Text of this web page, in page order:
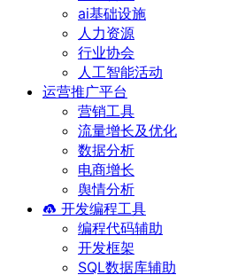
ai基础设施
人力资源
行业协会
人工智能活动
运营推广平台
营销工具
流量增长及优化
数据分析
电商增长
舆情分析
开发编程工具
编程代码辅助
开发框架
SQL数据库辅助